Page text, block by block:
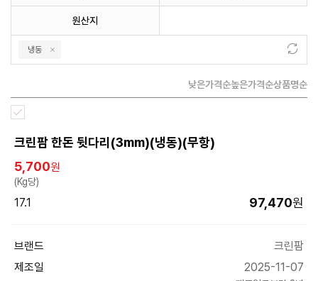
원산지
냉동
낮은가격순높은가격순상품명순
크린팜 한돈 뒷다리(3mm)(냉동)(무항)
브랜드
크린팜
제조일
2025-11-07
5,700원
(Kg당)
17.1 97,470원